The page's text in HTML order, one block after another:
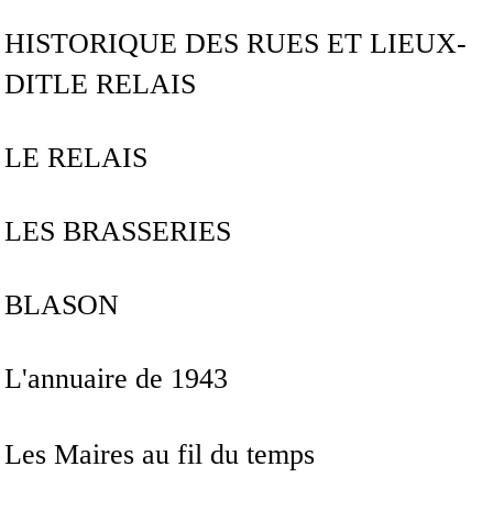
HISTORIQUE DES RUES ET LIEUX-
DITLE RELAIS
LE RELAIS
LES BRASSERIES
BLASON
L'annuaire de 1943
Les Maires au fil du temps